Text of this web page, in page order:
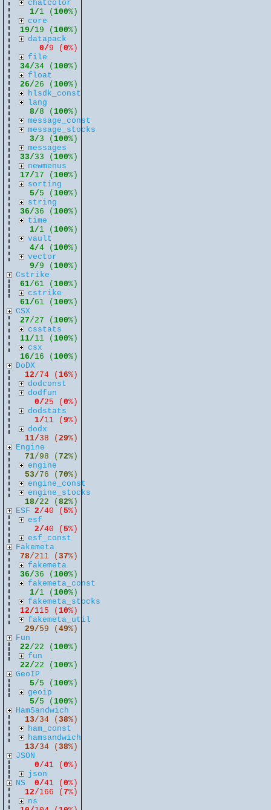
chatcolor
1/1 (100%)
core
19/19 (100%)
datapack
0/9 (0%)
file
34/34 (100%)
float
26/26 (100%)
hlsdk_const
lang
8/8 (100%)
message_const
message_stocks
3/3 (100%)
messages
33/33 (100%)
newmenus
17/17 (100%)
sorting
5/5 (100%)
string
36/36 (100%)
time
1/1 (100%)
vault
4/4 (100%)
vector
9/9 (100%)
Cstrike
61/61 (100%)
cstrike
61/61 (100%)
CSX
27/27 (100%)
csstats
11/11 (100%)
csx
16/16 (100%)
DoDX
12/74 (16%)
dodconst
dodfun
0/25 (0%)
dodstats
1/11 (9%)
dodx
11/38 (29%)
Engine
71/98 (72%)
engine
53/76 (70%)
engine_const
engine_stocks
18/22 (82%)
ESF 2/40 (5%)
esf
2/40 (5%)
esf_const
Fakemeta
78/211 (37%)
fakemeta
36/36 (100%)
fakemeta_const
1/1 (100%)
fakemeta_stocks
12/115 (10%)
fakemeta_util
29/59 (49%)
Fun
22/22 (100%)
fun
22/22 (100%)
GeoIP
5/5 (100%)
geoip
5/5 (100%)
HamSandwich
13/34 (38%)
ham_const
hamsandwich
13/34 (38%)
JSON
0/41 (0%)
json
0/41 (0%)
NS
12/166 (7%)
ns